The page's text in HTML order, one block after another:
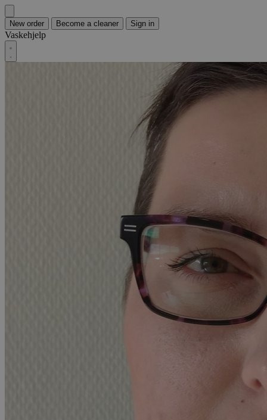
New order Become a cleaner Sign in
Vaskehjelp